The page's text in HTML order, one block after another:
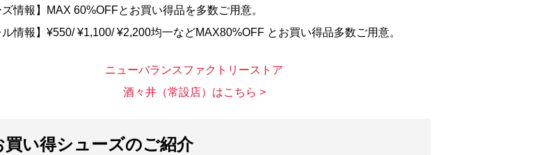
ズ情報】MAX 60%OFFとお買い得品を多数ご用意。
ル情報】¥550/ ¥1,100/ ¥2,200均一などMAX80%OFF とお買い得品多数ご用意。
ニューバランスファクトリーストア
酒々井（常設店）はこちら >
買い得シューズのご紹介